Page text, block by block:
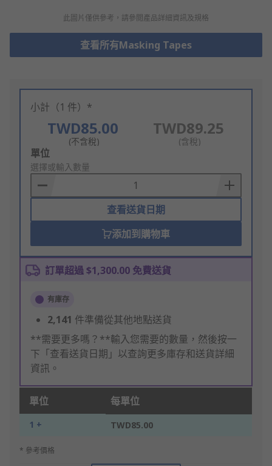
此圖片僅供參考，請參閲產品詳細資訊及規格
查看所有Masking Tapes
小計（1 件）*
TWD85.00
(不含稅)
TWD89.25
(含稅)
Add
to
Basket
單位
選擇或輸入數量
查看送貨日期
添加到購物車
訂單超過 $1,300.00 免費送貨
有庫存
2,141 件準備從其他地點送貨
**需要更多嗎？**輸入您需要的數量，然後按一
下「查看送貨日期」以查詢更多庫存和送貨詳細
資訊。
單位 每單位
1 + TWD85.00
* 參考價格